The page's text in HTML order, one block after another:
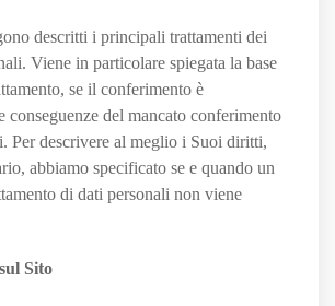
descritti i principali trattamenti dei
Viene in particolare spiegata la base
se il conferimento è
conseguenze del mancato conferimento
Per descrivere al meglio i Suoi diritti,
abbiamo specificato se e quando un
di dati personali non viene
Sito